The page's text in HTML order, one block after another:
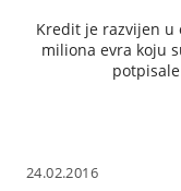
Kredit je razvijen
miliona evra koju
24.02.2016